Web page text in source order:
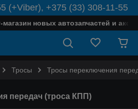
(+Viber), +375 (33) 308-11-55
магазин новых автозапчастей и
Тросы Тросы переключения
передач (троса КПП)